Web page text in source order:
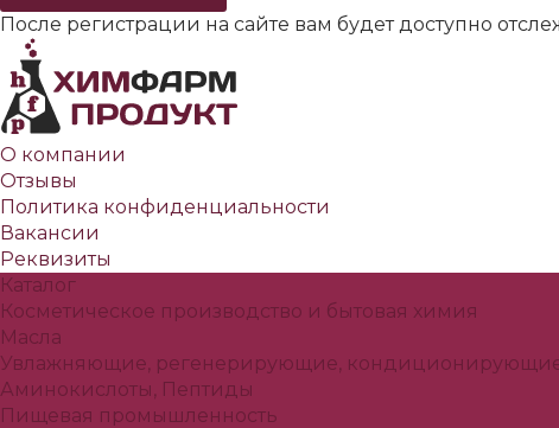
После регистрации на сайте вам будет доступно
О компании
Отзывы
Политика конфиденциальности
Вакансии
Реквизиты
Каталог
Косметическое производство и бытовая химия
Масла
Увлажняющие, регенерирующие,
Аминокислоты, Пептиды
Пищевая промышленность